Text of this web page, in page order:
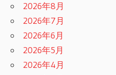
2026年8月
2026年7月
2026年6月
2026年5月
2026年4月